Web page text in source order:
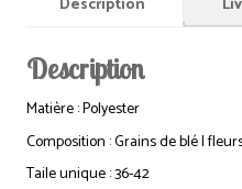
Description
Matière : Polyester
Composition : Grains de blé |
Taile unique : 36-42